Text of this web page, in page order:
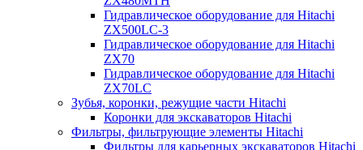
Гидравлическое оборудование для Hitachi
ZX500LC-3
Гидравлическое оборудование для Hitachi
ZX70
Гидравлическое оборудование для Hitachi
ZX70LC
Зубья, коронки, режущие части Hitachi
Коронки для экскаваторов Hitachi
Фильтры, фильтрующие элементы Hitachi
Фильтры для карьерных экскаваторов Hitachi